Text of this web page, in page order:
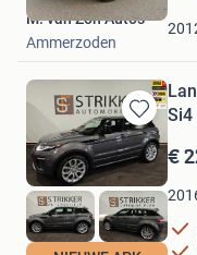
Favorieten
M. van Zon Auto's
Ammerzoden
Bewaren
in
Mijn
Favorieten
Si4
€